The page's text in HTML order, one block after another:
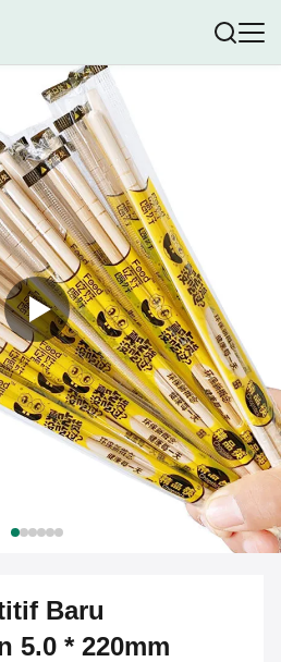
Baru
5.0 * 220mm